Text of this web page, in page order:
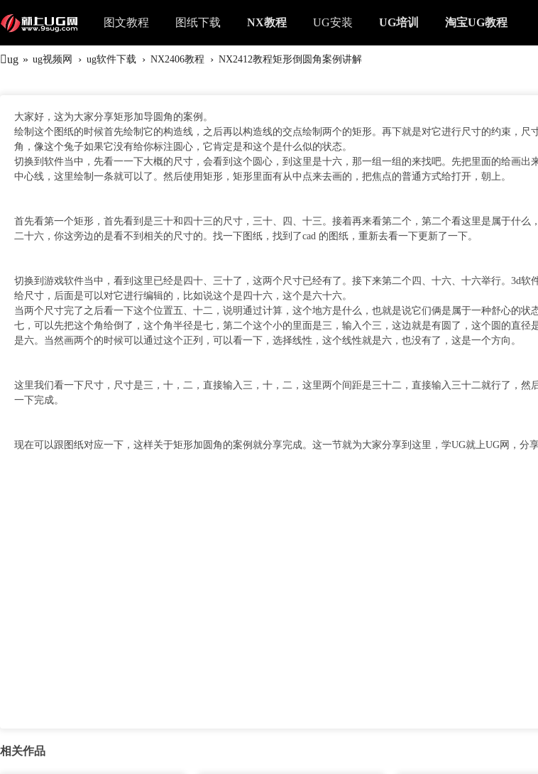
图文教程 图纸下载 NX教程 UG安装 UG培训 淘宝UG教程
ug » ug视频网 › ug软件下载 › NX2406教程 › NX2412教程矩形倒圆角案例讲解
大家好，这为大家分享矩形加导圆角的案例。
绘制这个图纸的时候首先绘制它的构造线，之后再以构造线的交点绘制两个的矩形。再下就是对它进行尺寸的约束，尺
角，像这个兔子如果它没有给你标注圆心，它肯定是和这个是什么似的状态。
切换到软件当中，先看一一下大概的尺寸，会看到这个圆心，到这里是十六，那一组一组的来找吧。先把里面的给画出
中心线，这里绘制一条就可以了。然后使用矩形，矩形里面有从中点来去画的，把焦点的普通方式给打开，朝上。
首先看第一个矩形，首先看到是三十和四十三的尺寸，三十、四、十三。接着再来看第二个，第二个看这里是属于什么
二十六，你这旁边的是看不到相关的尺寸的。找一下图纸，找到了cad 的图纸，重新去看一下更新了一下。
切换到游戏软件当中，看到这里已经是四十、三十了，这两个尺寸已经有了。接下来第二个四、十六、十六举行。3d软
给尺寸，后面是可以对它进行编辑的，比如说这个是四十六，这个是六十六。
当两个尺寸完了之后看一下这个位置五、十二，说明通过计算，这个地方是什么，也就是说它们俩是属于一种舒心的状
七，可以先把这个角给倒了，这个角半径是七，第二个这个小的里面是三，输入个三，这边就是有圆了，这个圆的直径
是六。当然画两个的时候可以通过这个正列，可以看一下，选择线性，这个线性就是六，也没有了，这是一个方向。
这里我们看一下尺寸，尺寸是三，十，二，直接输入三，十，二，这里两个间距是三十二，直接输入三十二就行了，然
一下完成。
现在可以跟图纸对应一下，这样关于矩形加圆角的案例就分享完成。这一节就为大家分享到这里，学UG就上UG网，分
相关作品